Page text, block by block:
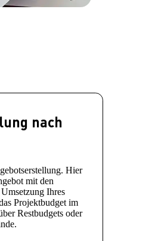
nach
Hier
mit den
Ihres
Projektbudget im
Restbudgets oder